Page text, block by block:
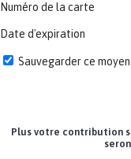
Numéro de la carte
Date d'expiration
Sauvegarder ce
Plus votre contribution